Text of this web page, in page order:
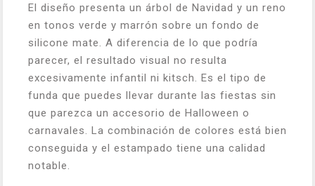
El diseño presenta un árbol de Navidad y un reno
en tonos verde y marrón sobre un fondo de
silicone mate. A diferencia de lo que podría
parecer, el resultado visual no resulta
excesivamente infantil ni kitsch. Es el tipo de
funda que puedes llevar durante las fiestas sin
que parezca un accesorio de Halloween o
carnavales. La combinación de colores está bien
conseguida y el estampado tiene una calidad
notable.